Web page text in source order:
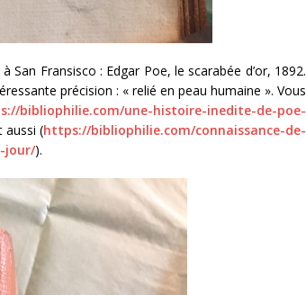
Fransisco : Edgar Poe, le scarabée d’or, 1892.
précision : « relié en peau humaine ». Vous
bibliophilie.com/une-histoire-inedite-de-poe-
aussi (https://bibliophilie.com/connaissance-de-
jour/).